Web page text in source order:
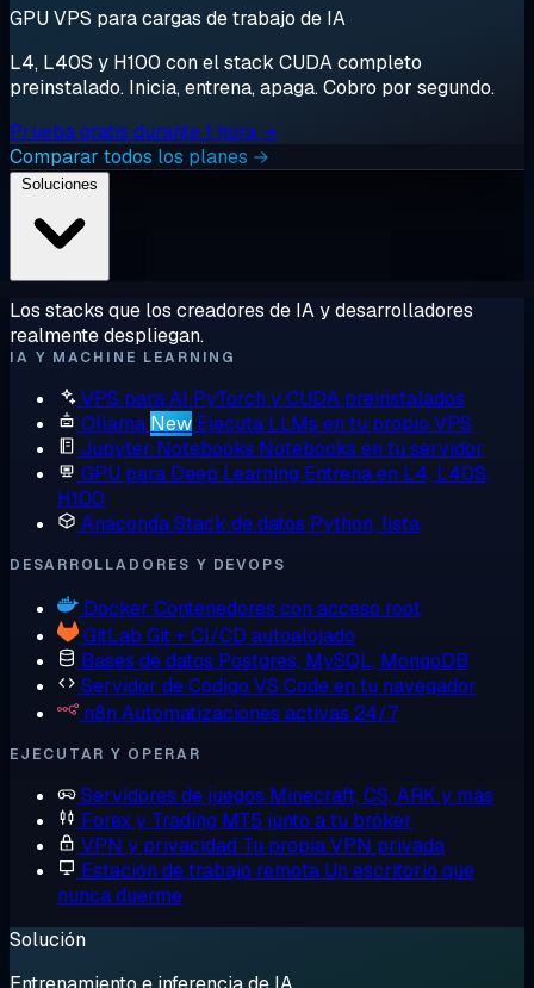
GPU VPS para cargas de trabajo de IA
L4, L40S y H100 con el stack CUDA completo
preinstalado. Inicia, entrena, apaga. Cobro por segundo.
Prueba gratis durante 1 hora →
Comparar todos los planes →
Los stacks que los creadores de IA y desarrolladores
realmente despliegan.
IA Y MACHINE LEARNING
VPS para AI PyTorch y CUDA preinstalados
Ollama New Ejecuta LLMs en tu propio VPS
Jupyter Notebooks Notebooks en tu servidor
GPU para Deep Learning Entrena en L4, L40S,
H100
AnacondaStack de datos Python, lista
DESARROLLADORES Y DEVOPS
Docker Contenedores con acceso root
GitLab Git + CI/CD autoalojado
Bases de datos Postgres, MySQL, MongoDB
Servidor de Código VS Code en tu navegador
n8n Automatizaciones activas 24/7
EJECUTAR Y OPERAR
Servidores de juegos Minecraft, CS, ARK y más
Forex y Trading MT5 junto a tu bróker
VPN y privacidad Tu propia VPN privada
Estación de trabajo remota Un escritorio que
nunca duerme
Solución